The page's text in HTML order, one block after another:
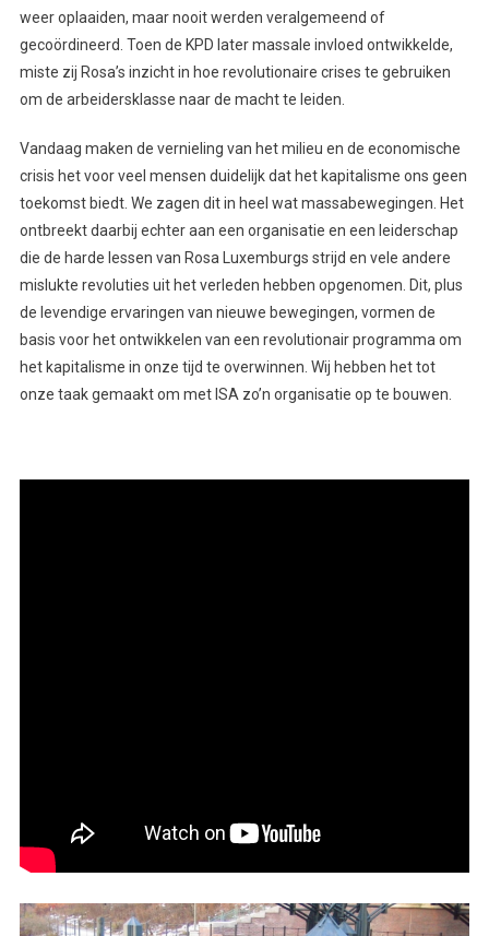
weer oplaaiden, maar nooit werden veralgemeend of
gecoördineerd. Toen de KPD later massale invloed ontwikkelde,
miste zij Rosa’s inzicht in hoe revolutionaire crises te gebruiken
om de arbeidersklasse naar de macht te leiden.
Vandaag maken de vernieling van het milieu en de economische
crisis het voor veel mensen duidelijk dat het kapitalisme ons geen
toekomst biedt. We zagen dit in heel wat massabewegingen. Het
ontbreekt daarbij echter aan een organisatie en een leiderschap
die de harde lessen van Rosa Luxemburgs strijd en vele andere
mislukte revoluties uit het verleden hebben opgenomen. Dit, plus
de levendige ervaringen van nieuwe bewegingen, vormen de
basis voor het ontwikkelen van een revolutionair programma om
het kapitalisme in onze tijd te overwinnen. Wij hebben het tot
onze taak gemaakt om met ISA zo’n organisatie op te bouwen.